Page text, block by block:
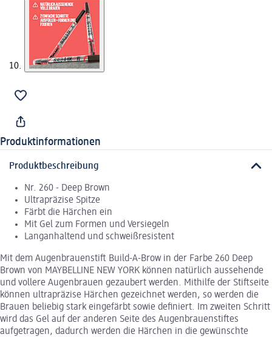
Produktinformationen
Produktbeschreibung
Nr. 260 - Deep Brown
Ultrapräzise Spitze
Färbt die Härchen ein
Mit Gel zum Formen und Versiegeln
Langanhaltend und schweißresistent
Mit dem Augenbrauenstift Build-A-Brow in der Farbe 260 Deep
Brown von MAYBELLINE NEW YORK können natürlich aussehende
und vollere Augenbrauen gezaubert werden. Mithilfe der Stiftseite
können ultrapräzise Härchen gezeichnet werden, so werden die
Brauen beliebig stark eingefärbt sowie definiert. Im zweiten Schritt
wird das Gel auf der anderen Seite des Augenbrauenstiftes
aufgetragen, dadurch werden die Härchen in die gewünschte